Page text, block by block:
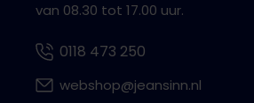
van 08.30 tot 17.00 uur.
0118 473 250
webshop@jeansinn.nl